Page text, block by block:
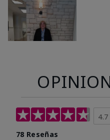
4.7
78 Reseñas